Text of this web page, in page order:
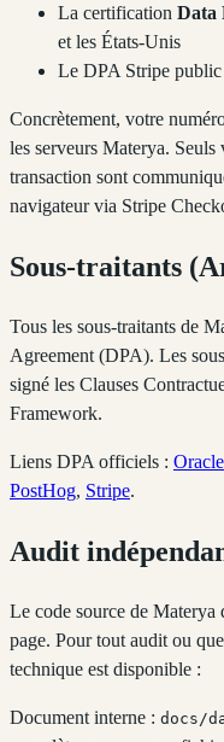
La certification Data
et les États-Unis
Le DPA Stripe public
Concrètement, votre
les serveurs Materya.
transaction sont
navigateur via Stripe
Sous-traitants
Tous les sous-traitants de
Agreement (DPA). Les
signé les Clauses
Framework.
Liens DPA officiels : Oracle
PostHog, Stripe.
Audit
Le code source de Materya
page. Pour tout audit ou
technique est disponible :
Document interne : docs/